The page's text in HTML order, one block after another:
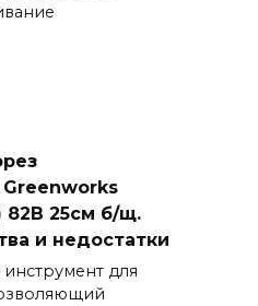
82В 25см б/щ.
и недостатки
для